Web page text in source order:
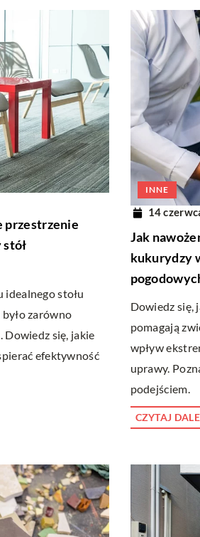
przestrzenie
idealnego stołu
zarówno
Dowiedz się, jakie
efektywność
INNE
14
Jak
kukurydzy
Dowiedz się,
pomagają
wpływ
uprawy.
podejściem.
CZYTAJ